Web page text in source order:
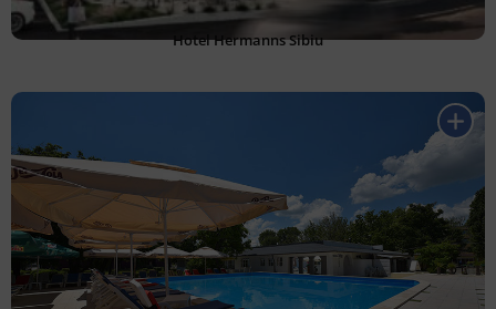
Hotel Hermanns Sibiu